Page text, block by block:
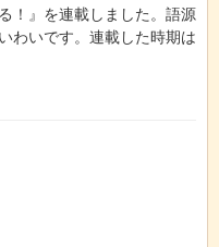
！』を連載しました。語源
わいです。連載した時期は